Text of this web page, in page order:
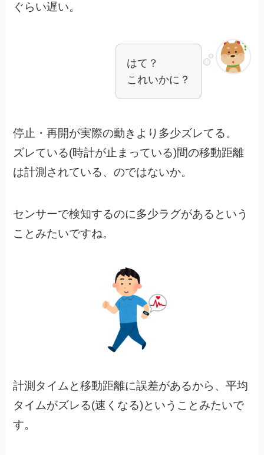
ぐらい遅い。
はて？
これいかに？
停止・再開が実際の動きより多少ズレてる。
ズレている(時計が止まっている)間の移動距離
は計測されている、のではないか。
センサーで検知するのに多少ラグがあるという
ことみたいですね。
計測タイムと移動距離に誤差があるから、平均
タイムがズレる(速くなる)ということみたいで
す。